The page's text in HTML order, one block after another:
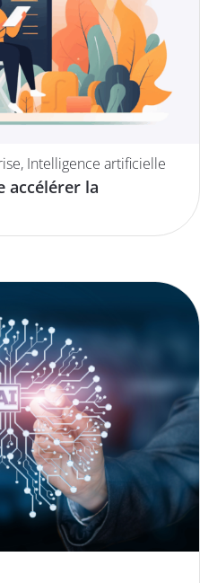
, Intelligence artificielle
accélérer la